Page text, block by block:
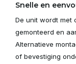
Snelle en
De unit wordt met
gemonteerd en
Alternatieve
of bevestiging